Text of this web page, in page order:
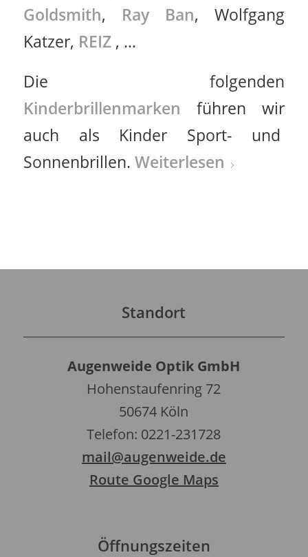
Goldsmith, Ray Ban, Wolfgang
Katzer, REIZ, …
Die folgenden
Kinderbrillenmarken führen wir
auch als Kinder Sport- und
Sonnenbrillen. Weiterlesen
Standort
Augenweide Optik GmbH
Hohenstaufenring 72
50674 Köln
Telefon: 0221-231728
mail@augenweide.de
Route Google Maps
Öffnungszeiten